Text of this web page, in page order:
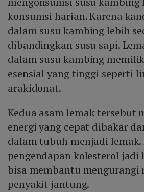
konsumsi harian. Karena
dalam susu kambing lebih
dibandingkan susu sapi.
dalam susu kambing
esensial yang tinggi seperti
arakidonat.
Kedua asam lemak tersebut
energi yang cepat dibakar
dalam tubuh menjadi lemak.
pengendapan kolesterol jadi
bisa membantu mengurangi
penyakit jantung.